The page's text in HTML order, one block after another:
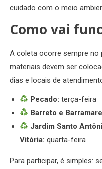
cuidado com o meio
Como vai
A coleta ocorre sempre
materiais devem ser
dias e locais de
Pecado: terça-feira
Barreto e
Jardim Santo
Vitória: quarta-feira
Para participar, é simples: